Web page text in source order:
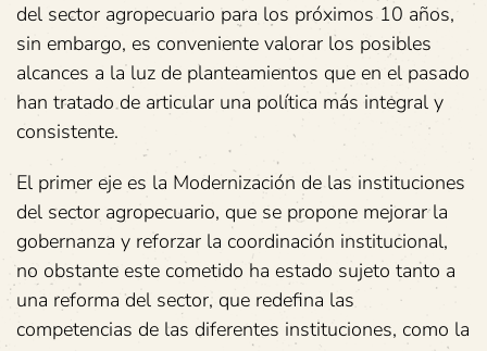
del sector agropecuario para los próximos 10 años,
sin embargo, es conveniente valorar los posibles
alcances a la luz de planteamientos que en el pasado
han tratado de articular una política más integral y
consistente.
El primer eje es la Modernización de las instituciones
del sector agropecuario, que se propone mejorar la
gobernanza y reforzar la coordinación institucional,
no obstante este cometido ha estado sujeto tanto a
una reforma del sector, que redefina las
competencias de las diferentes instituciones, como la